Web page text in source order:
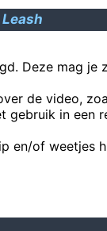
verwierf door
- heeft geen
opgeleverd
sagen? Du bist
keine Steckdose!!!
aanbod
Deze mag je
de video,
gebruik in een
en/of weetjes